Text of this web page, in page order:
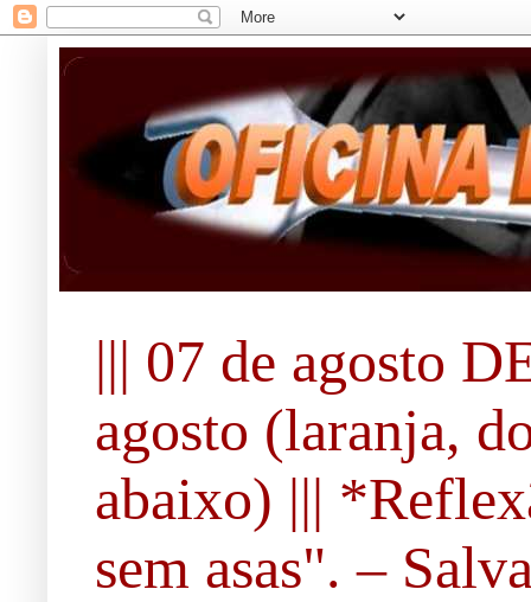
||| 07 de agosto
agosto (laranja,
abaixo) |||
sem asas". –